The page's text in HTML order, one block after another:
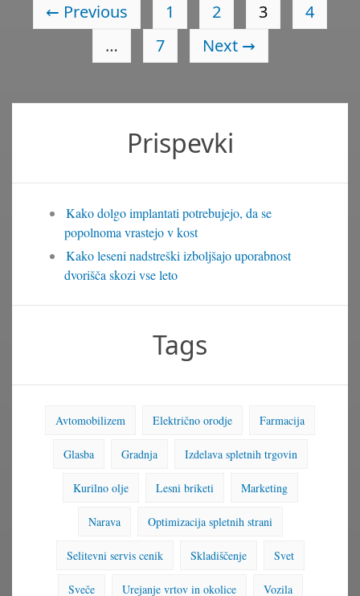
← Previous 1 2 3
4
…
7 Next →
Prispevki
Kako dolgo implantati potrebujejo, da se
popolnoma vrastejo v kost
Kako leseni nadstreški izboljšajo uporabnost
dvorišča skozi vse leto
Tags
Avtomobilizem Električno orodje Farmacija
Glasba Gradnja Izdelava spletnih trgovin
Kurilno olje Lesni briketi Marketing
Narava Optimizacija spletnih strani
Selitevni servis cenik Skladiščenje Svet
Sveče Urejanje vrtov in okolice Vozila